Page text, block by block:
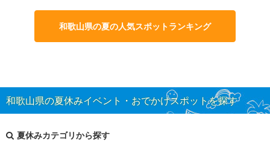
和歌山県の夏の人気スポットランキング
和歌山県の夏休みイベント・おでかけスポットを探す
夏休みカテゴリから探す